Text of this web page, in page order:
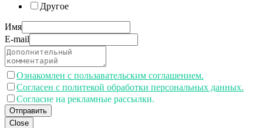
Другое
Имя
E-mail
Ознакомлен с пользавательским соглашением.
Согласен с политекой обработки персональных данных.
Согласие на рекламные рассылки.
Отправить
Close